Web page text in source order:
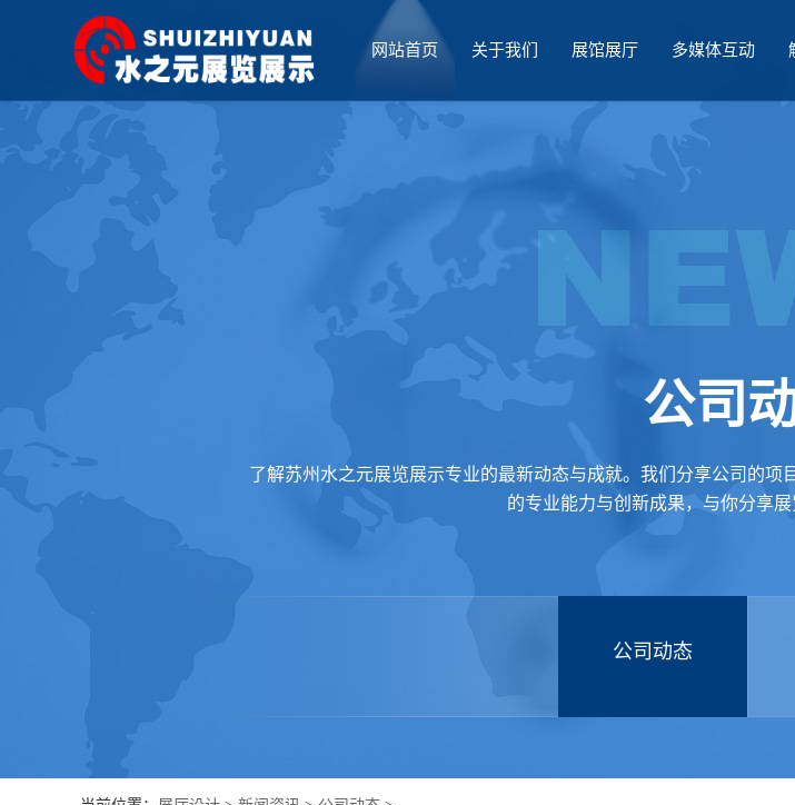
网站首页 关于我们 展馆展厅 多媒体互动
公司
了解苏州水之元展览展示专业的最新动态与成就。我们分享公司的
的专业能力与创新成果，与你分享展
公司动态